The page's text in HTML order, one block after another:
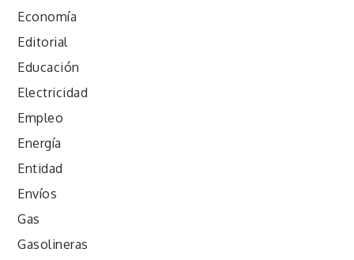
Economía
Editorial
Educación
Electricidad
Empleo
Energía
Entidad
Envíos
Gas
Gasolineras